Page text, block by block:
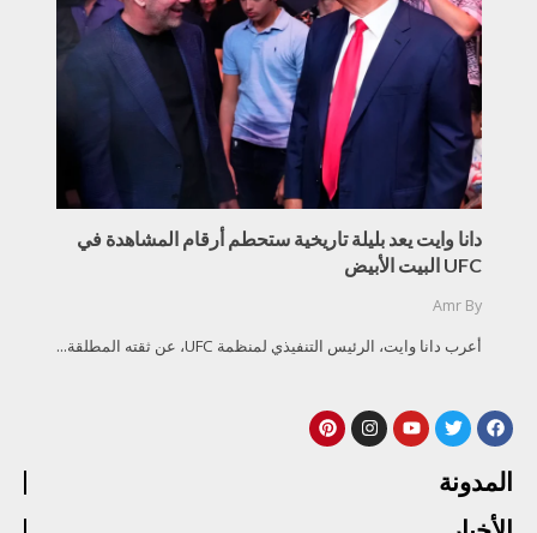
دانا وايت يعد بليلة تاريخية ستحطم أرقام المشاهدة في
UFC البيت الأبيض
By
Amr
أعرب دانا وايت، الرئيس التنفيذي لمنظمة UFC، عن ثقته المطلقة...
المدونة